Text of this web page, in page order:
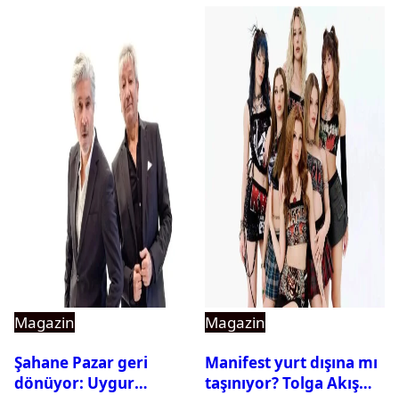
Magazin
Şahane Pazar geri
dönüyor: Uygur
Magazin
Manifest yurt dışına mı
taşınıyor? Tolga Akış